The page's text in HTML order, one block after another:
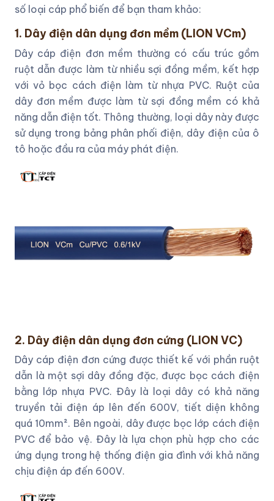
số loại cáp phổ biến để bạn tham khảo:
1. Dây điện dân dụng đơn mềm (LION VCm)
Dây cáp điện đơn mềm thường có cấu trúc gồm
ruột dẫn được làm từ nhiều sợi đồng mềm, kết hợp
với vỏ bọc cách điện làm từ nhựa PVC. Ruột của
dây đơn mềm được làm từ sợi đồng mềm có khả
năng dẫn điện tốt. Thông thường, loại dây này được
sử dụng trong bảng phân phối điện, dây điện của ô
tô hoặc đầu ra của máy phát điện.
2. Dây điện dân dụng đơn cứng (LION VC)
Dây cáp điện đơn cứng được thiết kế với phần ruột
dẫn là một sợi dây đồng đặc, được bọc cách điện
bằng lớp nhựa PVC. Đây là loại dây có khả năng
truyền tải điện áp lên đến 600V, tiết diện không
quá 10mm². Bên ngoài, dây được bọc lớp cách điện
PVC để bảo vệ. Đây là lựa chọn phù hợp cho các
ứng dụng trong hệ thống điện gia đình với khả năng
chịu điện áp đến 600V.